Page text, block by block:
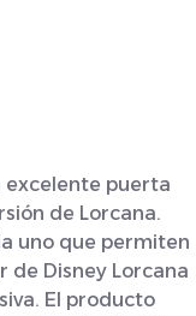
excelente puerta
de Lorcana.
uno que permiten
de Disney Lorcana
El producto